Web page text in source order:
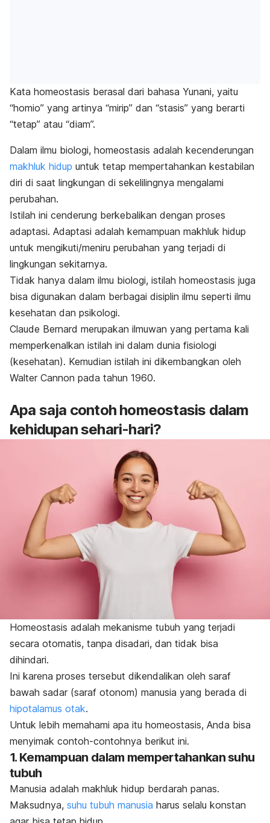
Kata homeostasis berasal dari bahasa Yunani, yaitu
“homio” yang artinya “mirip” dan “stasis” yang berarti
“tetap” atau “diam”.
Dalam ilmu biologi, homeostasis adalah kecenderungan
makhluk hidup untuk tetap mempertahankan kestabilan
diri di saat lingkungan di sekelilingnya mengalami
perubahan.
Istilah ini cenderung berkebalikan dengan proses
adaptasi. Adaptasi adalah kemampuan makhluk hidup
untuk mengikuti/meniru perubahan yang terjadi di
lingkungan sekitarnya.
Tidak hanya dalam ilmu biologi, istilah homeostasis juga
bisa digunakan dalam berbagai disiplin ilmu seperti ilmu
kesehatan dan psikologi.
Claude Bernard merupakan ilmuwan yang pertama kali
memperkenalkan istilah ini dalam dunia fisiologi
(kesehatan). Kemudian istilah ini dikembangkan oleh
Walter Cannon pada tahun 1960.
Apa saja contoh homeostasis dalam
kehidupan sehari-hari?
Homeostasis adalah mekanisme tubuh yang terjadi
secara otomatis, tanpa disadari, dan tidak bisa
dihindari.
Ini karena proses tersebut dikendalikan oleh saraf
bawah sadar (saraf otonom) manusia yang berada di
hipotalamus otak.
Untuk lebih memahami apa itu homeostasis, Anda bisa
menyimak contoh-contohnya berikut ini.
1. Kemampuan dalam mempertahankan suhu
tubuh
Manusia adalah makhluk hidup berdarah panas.
Maksudnya, suhu tubuh manusia harus selalu konstan